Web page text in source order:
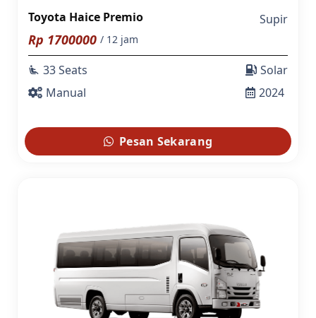
Toyota Haice Premio Supir
Rp 1700000 / 12 jam
airline_seat_recline_extra 33 Seats
Manual
Solar
2024
Pesan Sekarang